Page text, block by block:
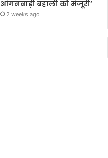
आंगनबाड़ी बहाली को मंजूरी’
2 weeks ago